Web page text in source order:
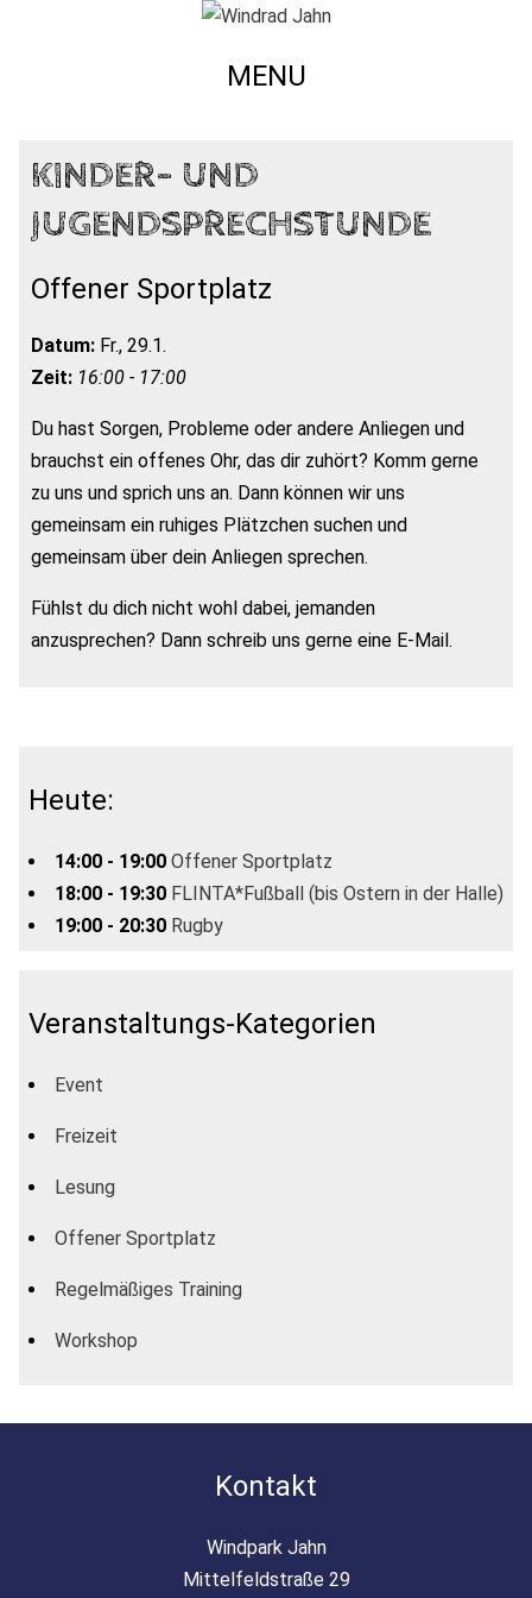
MENU
KINDER- UND
JUGENDSPRECHSTUNDE
Offener Sportplatz
Datum: Fr., 29.1.
Zeit: 16:00 - 17:00
Du hast Sorgen, Probleme oder andere Anliegen und
brauchst ein offenes Ohr, das dir zuhört? Komm gerne
zu uns und sprich uns an. Dann können wir uns
gemeinsam ein ruhiges Plätzchen suchen und
gemeinsam über dein Anliegen sprechen.
Fühlst du dich nicht wohl dabei, jemanden
anzusprechen? Dann schreib uns gerne eine E-Mail.
Heute:
14:00 - 19:00 Offener Sportplatz
18:00 - 19:30 FLINTA*Fußball (bis Ostern in der Halle)
19:00 - 20:30 Rugby
Veranstaltungs-Kategorien
Event
Freizeit
Lesung
Offener Sportplatz
Regelmäßiges Training
Workshop
Kontakt
Windpark Jahn
Mittelfeldstraße 29